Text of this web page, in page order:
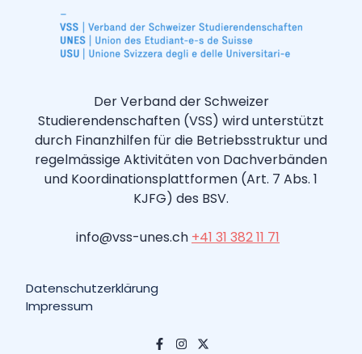
Der Verband der Schweizer
Studierendenschaften (VSS) wird unterstützt
durch Finanzhilfen für die Betriebsstruktur und
regelmässige Aktivitäten von Dachverbänden
und Koordinationsplattformen (Art. 7 Abs. 1
KJFG) des BSV.
info@vss-unes.ch +41 31 382 11 71
Datenschutzerklärung
Impressum